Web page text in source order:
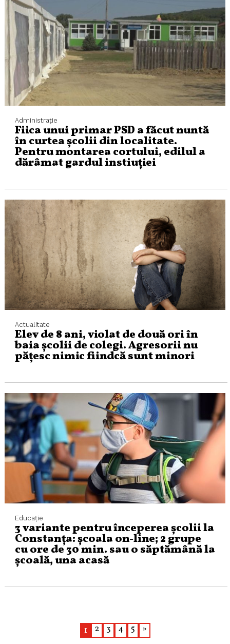
Administraţie
Fiica unui primar PSD a făcut nuntă
în curtea școlii din localitate.
Pentru montarea cortului, edilul a
dărâmat gardul instiuției
Actualitate
Elev de 8 ani, violat de două ori în
baia școlii de colegi. Agresorii nu
pățesc nimic fiindcă sunt minori
Educaţie
3 variante pentru începerea școlii la
Constanța: școala on-line; 2 grupe
cu ore de 30 min. sau o săptămână la
școală, una acasă
1 2 3 4 5 »